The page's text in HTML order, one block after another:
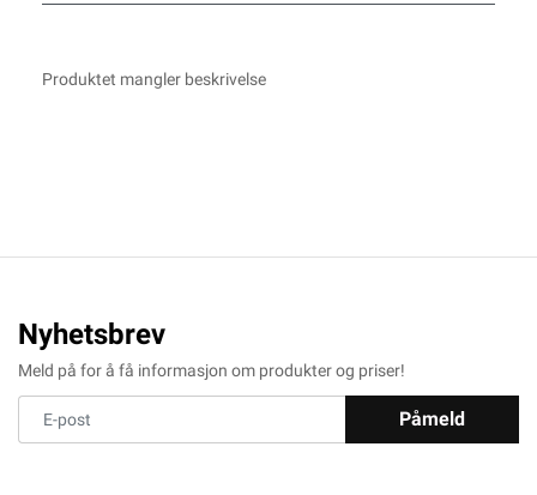
Produktet mangler beskrivelse
Nyhetsbrev
Meld på for å få informasjon om produkter og priser!
Påmeld